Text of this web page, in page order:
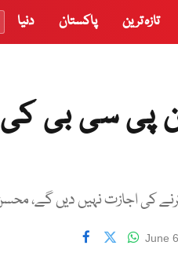
تازہ ترین پاکستان دنیا
پی سی بی
کی اجازت نہیں دیں گے،
June